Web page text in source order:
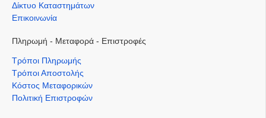
Δίκτυο Καταστημάτων
Επικοινωνία
Πληρωμή - Μεταφορά - Επιστροφές
Τρόποι Πληρωμής
Τρόποι Αποστολής
Κόστος Μεταφορικών
Πολιτική Επιστροφών